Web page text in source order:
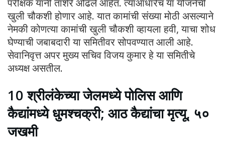
परीक्षक यांनी ताशेरे ओढले आहेत. त्याआधारेच या योजनेची
खुली चौकशी होणार आहे. यात कामांची संख्या मोठी असल्याने
नेमकी कोणत्या कामांची खुली चौकशी व्हायला हवी, याचा शोध
घेण्याची जबाबदारी या समितीवर सोपवण्यात आली आहे.
सेवानिवृत्त अपर मुख्य सचिव विजय कुमार हे या समितीचे
अध्यक्ष असतील.
10 श्रीलंकेच्या जेलमध्ये पोलिस आणि
कैद्यांमध्ये धुमश्चक्री; आठ कैद्यांचा मृत्यू, ५०
जखमी